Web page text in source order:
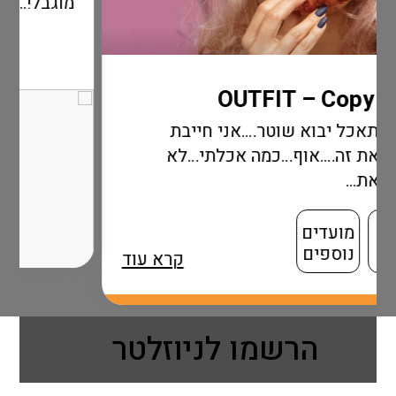
חייבת
אכלתי…לא
קרא עוד
הרשמו לניוזלטר